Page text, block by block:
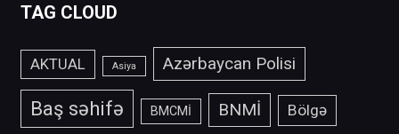
TAG CLOUD
AKTUAL Asiya Azərbaycan Polisi
Baş səhifə BMCMİ BNMİ Bölgə